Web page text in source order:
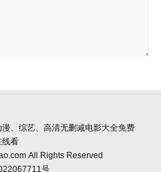
、综艺、高清无删减电影大全免费
线看
All Rights Reserved
号